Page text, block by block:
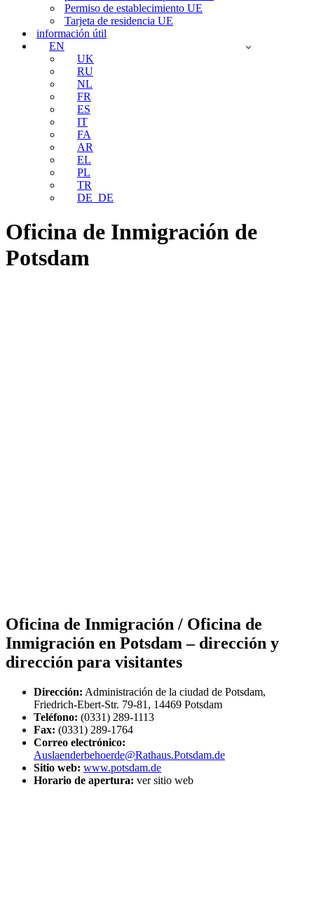
Permiso de establecimiento UE
Tarjeta de residencia UE
información útil
EN
UK
RU
NL
FR
ES
IT
FA
AR
EL
PL
TR
DE_DE
Oficina de Inmigración de
Potsdam
Oficina de Inmigración / Oficina de
Inmigración en Potsdam – dirección y
dirección para visitantes
Dirección: Administración de la ciudad de Potsdam,
Friedrich-Ebert-Str. 79-81, 14469 Potsdam
Teléfono: (0331) 289-1113
Fax: (0331) 289-1764
Correo electrónico:
Auslaenderbehoerde@Rathaus.Potsdam.de
Sitio web: www.potsdam.de
Horario de apertura: ver sitio web